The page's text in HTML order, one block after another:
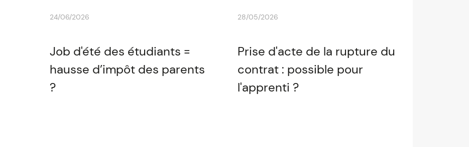
24/06/2026
Job d'été des étudiants =
hausse d’impôt des parents
?
28/05/2026
Prise d'acte de la rupture du
contrat : possible pour
l'apprenti ?